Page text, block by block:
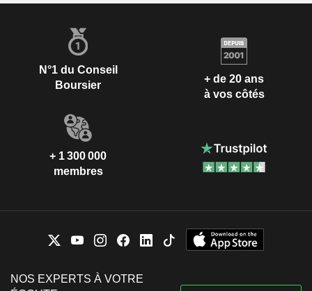
N°1 du Conseil
Boursier
+ de 20 ans
à vos côtés
+ 1 300 000
membres
NOS EXPERTS À VOTRE